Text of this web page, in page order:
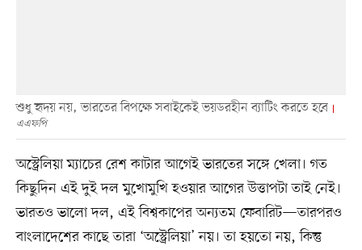
শুধু হৃদয় নয়, ভারতের বিপক্ষে সবাইকেই ভয়ডরহীন ব্যাটিং করতে হবে
এএফপি
অস্ট্রেলিয়া ম্যাচের রেশ কাটার আগেই ভারতের সঙ্গে খেলা। গত
কিছুদিন এই দুই দল মুখোমুখি হওয়ার আগের উত্তাপটা তাই নেই।
ভারতও ভালো দল, এই বিশ্বকাপের অন্যতম ফেবারিট—তারপরও
বাংলাদেশের কাছে তারা ‘অস্ট্রেলিয়া’ নয়। তা হয়তো নয়, কিন্তু